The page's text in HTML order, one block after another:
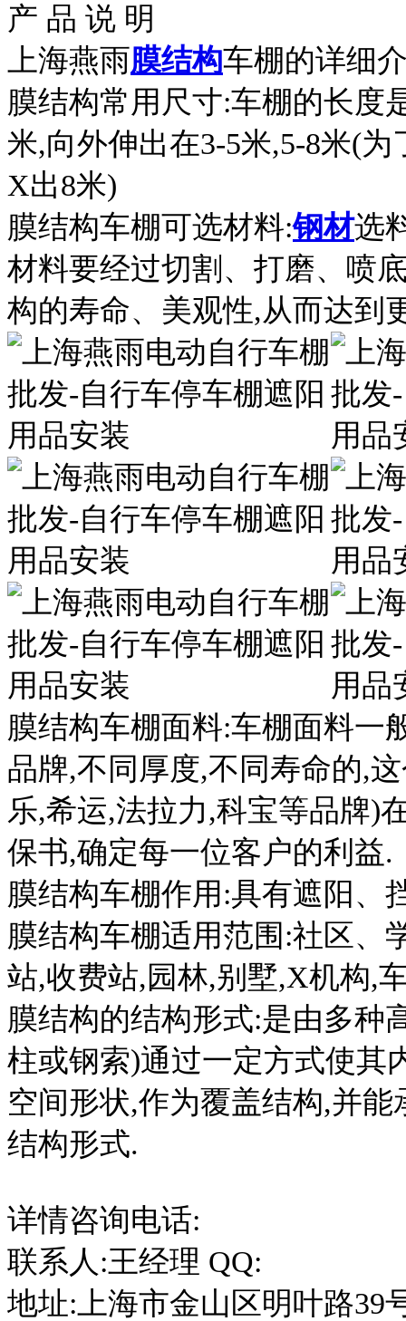
产 品 说 明
上海燕雨膜结构车棚的详细
膜结构常用尺寸:车棚的长度
米,向外伸出在3-5米,5-8米(
X出8米)
膜结构车棚可选材料:钢材选
材料要经过切割、打磨、喷
构的寿命、美观性,从而达到
膜结构车棚面料:车棚面料一
品牌,不同厚度,不同寿命的,
乐,希运,法拉力,科宝等品牌)
保书,确定每一位客户的利益.
膜结构车棚作用:具有遮阳、
膜结构车棚适用范围:社区、
站,收费站,园林,别墅,X机构,
膜结构的结构形式:是由多种
柱或钢索)通过一定方式使其
空间形状,作为覆盖结构,并
结构形式.
详情咨询电话:
联系人:王经理 QQ:
地址:上海市金山区明叶路39